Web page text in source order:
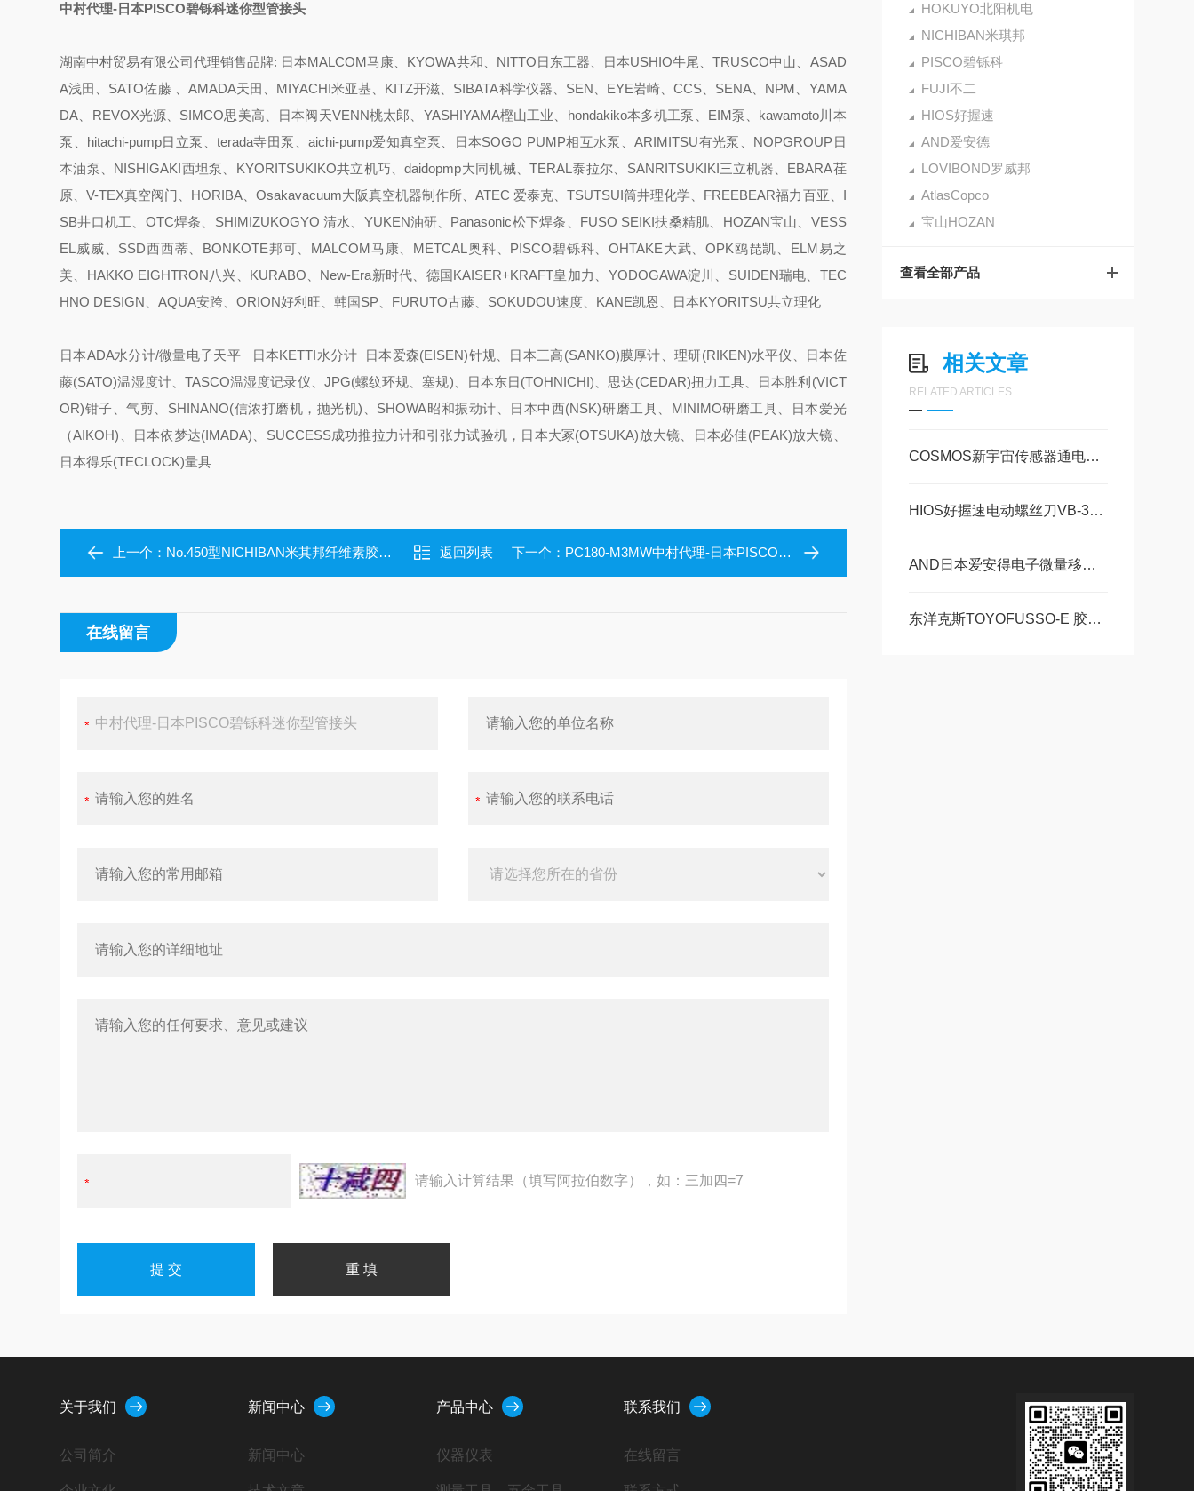
HOKUYO北阳机电
NICHIBAN米琪邦
PISCO碧铄科
FUJI不二
HIOS好握速
AND爱安德
LOVIBOND罗威邦
AtlasCopco
宝山HOZAN
查看全部产品
相关文章
RELATED ARTICLES
COSMOS新宇宙传感器通电台EC-7的操作使用
HIOS好握速电动螺丝刀VB-3012PS的特点
AND日本爱安得电子微量移液器 PA-10的操作使用
东洋克斯TOYOFUSSO-E 胶管的特点
中村代理-日本PISCO碧铄科迷你型管接头
湖南中村贸易有限公司代理销售品牌: 日本MALCOM马康、KYOWA共和、NITTO日东工器、日本USHIO牛尾、TRUSCO中山、ASAD
A浅田、SATO佐藤 、AMADA天田、MIYACHI米亚基、KITZ开滋、SIBATA科学仪器、SEN、EYE岩崎、CCS、SENA、NPM、YAMA
DA、REVOX光源、SIMCO思美高、日本阀天VENN桃太郎、YASHIYAMA樫山工业、hondakiko本多机工泵、EIM泵、kawamoto川本
泵、hitachi-pump日立泵、terada寺田泵、aichi-pump爱知真空泵、日本SOGO PUMP相互水泵、ARIMITSU有光泵、NOPGROUP日
本油泵、NISHIGAKI西坦泵、KYORITSUKIKO共立机巧、daidopmp大同机械、TERAL泰拉尔、SANRITSUKIKI三立机器、EBARA荏
原、V-TEX真空阀门、HORIBA、Osakavacuum大阪真空机器制作所、ATEC 爱泰克、TSUTSUI筒井理化学、FREEBEAR福力百亚、I
SB井口机工、OTC焊条、SHIMIZUKOGYO 清水、YUKEN油研、Panasonic松下焊条、FUSO SEIKI扶桑精肌、HOZAN宝山、VESS
EL威威、SSD西西蒂、BONKOTE邦可、MALCOM马康、METCAL奥科、PISCO碧铄科、OHTAKE大武、OPK鸥琵凯、ELM易之
美、HAKKO EIGHTRON八兴、KURABO、New-Era新时代、德国KAISER+KRAFT皇加力、YODOGAWA淀川、SUIDEN瑞电、TEC
HNO DESIGN、AQUA安跨、ORION好利旺、韩国SP、FURUTO古藤、SOKUDOU速度、KANE凯恩、日本KYORITSU共立理化
日本ADA水分计/微量电子天平 日本KETTI水分计 日本爱森(EISEN)针规、日本三高(SANKO)膜厚计、理研(RIKEN)水平仪、日本佐
藤(SATO)温湿度计、TASCO温湿度记录仪、JPG(螺纹环规、塞规)、日本东日(TOHNICHI)、思达(CEDAR)扭力工具、日本胜利(VICT
OR)钳子、气剪、SHINANO(信浓打磨机，抛光机)、SHOWA昭和振动计、日本中西(NSK)研磨工具、MINIMO研磨工具、日本爱光
（AIKOH)、日本依梦达(IMADA)、SUCCESS成功推拉力计和引张力试验机，日本大冢(OTSUKA)放大镜、日本必佳(PEAK)放大镜、
日本得乐(TECLOCK)量具
上一个： No.450型NICHIBAN米其邦纤维素胶带No.450日本进口 返回列表 下一个： PC180-M3MW中村代理-日本PISCO碧铄科迷你型管接头
在线留言
请输入计算结果（填写阿拉伯数字），如：三加四=7
关于我们
公司简介
新闻中心
新闻中心
产品中心
仪器仪表
联系我们
在线留言